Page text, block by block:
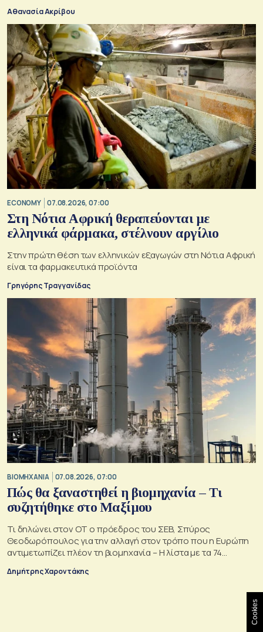
Αθανασία Ακρίβου
ECONOMY 07.08.2026, 07:00
Στη Νότια Αφρική θεραπεύονται με
ελληνικά φάρμακα, στέλνουν αργίλιο
Στην πρώτη θέση των ελληνικών εξαγωγών στη Νότια Αφρική
είναι τα φαρμακευτικά προϊόντα
Γρηγόρης Τραγγανίδας
ΒΙΟΜΗΧΑΝΙΑ 07.08.2026, 07:00
Πώς θα ξαναστηθεί η βιομηχανία – Τι
συζητήθηκε στο Μαξίμου
Τι δηλώνει στον ΟΤ ο πρόεδρος του ΣΕΒ, Σπύρος
Θεοδωρόπουλος για την αλλαγή στον τρόπο που η Ευρώπη
αντιμετωπίζει πλέον τη βιομηχανία – Η λίστα με τα 74
Δημήτρης Χαροντάκης
Cookies